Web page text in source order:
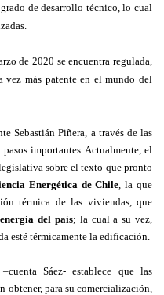
de desarrollo técnico, lo cual
de 2020 se encuentra regulada,
más patente en el mundo del
Sebastián Piñera, a través de las
pasos importantes. Actualmente, el
sobre el texto que pronto
Energética de Chile , la que
térmica de las viviendas, que
del país; la cual a su vez,
esté térmicamente la edificación.
Sáez- establece que las
obtener, para su comercialización,